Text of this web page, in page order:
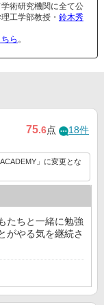
術研究機関に全て公
工学部教授・ 鈴木秀
ら 。
75.6点 18件
」に変更とな
たちと一緒に勉強
がやる気を継続さ